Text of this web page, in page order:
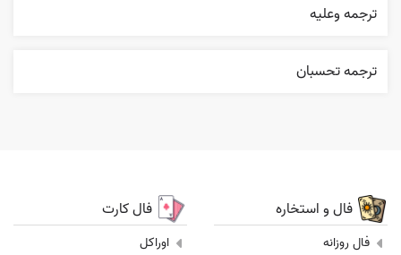
ترجمه وعليه
ترجمه تحسبان
فال و استخاره
فال روزانه
فال کارت
اوراکل